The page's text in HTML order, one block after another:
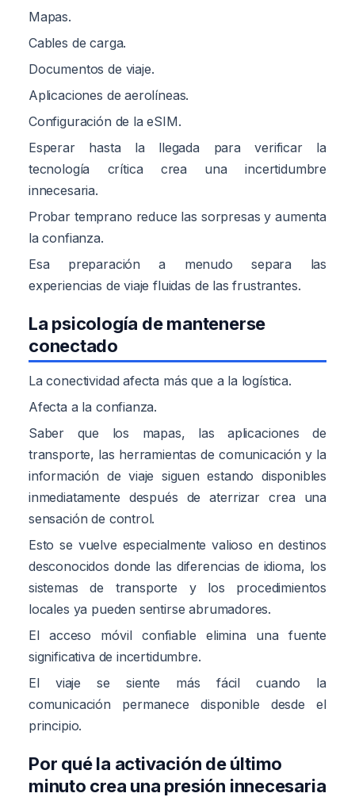
Mapas.
Cables de carga.
Documentos de viaje.
Aplicaciones de aerolíneas.
Configuración de la eSIM.
Esperar hasta la llegada para verificar la
tecnología crítica crea una incertidumbre
innecesaria.
Probar temprano reduce las sorpresas y aumenta
la confianza.
Esa preparación a menudo separa las
experiencias de viaje fluidas de las frustrantes.
La psicología de mantenerse
conectado
La conectividad afecta más que a la logística.
Afecta a la confianza.
Saber que los mapas, las aplicaciones de
transporte, las herramientas de comunicación y la
información de viaje siguen estando disponibles
inmediatamente después de aterrizar crea una
sensación de control.
Esto se vuelve especialmente valioso en destinos
desconocidos donde las diferencias de idioma, los
sistemas de transporte y los procedimientos
locales ya pueden sentirse abrumadores.
El acceso móvil confiable elimina una fuente
significativa de incertidumbre.
El viaje se siente más fácil cuando la
comunicación permanece disponible desde el
principio.
Por qué la activación de último
minuto crea una presión innecesaria